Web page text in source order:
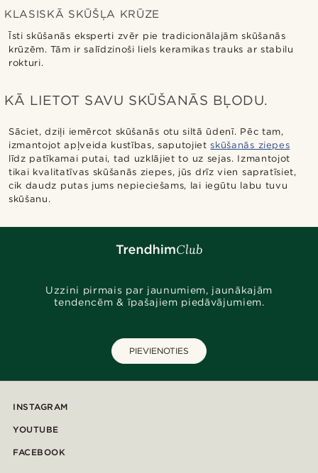
KLASISKĀ SKŪŠĻA KRŪZE
Īsti skūšanās eksperti zvēr pie tradicionālajām skūšanās
krūzēm. Tām ir salīdzinoši liels keramikas trauks ar stabilu
rokturi.
KĀ LIETOT SAVU SKŪŠANĀS BĻODU.
Sāciet, dziļi iemērcot skūšanās otu siltā ūdenī. Pēc tam,
izmantojot apļveida kustības, saputojiet skūšanās ziepes
līdz patīkamai putai, tad uzklājiet to uz sejas. Izmantojot
tikai kvalitatīvas skūšanās ziepes, jūs drīz vien sapratīsiet,
cik daudz putas jums nepieciešams, lai iegūtu labu tuvu
skūšanu.
Uzzini pirmais par jaunumiem, jaunākajām
tendencēm & īpašajiem piedāvājumiem.
PIEVIENOTIES
INSTAGRAM
YOUTUBE
FACEBOOK